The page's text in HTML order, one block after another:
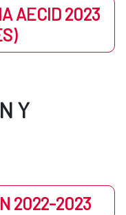
AECID 2023
Y
2022-2023